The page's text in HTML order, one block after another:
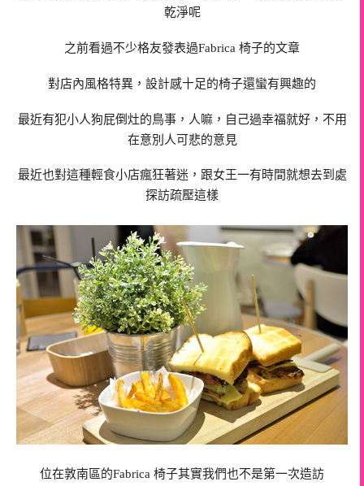
乾淨呢
之前看過不少格友發表過Fabrica 椅子的文章
對店內風格特異，設計感十足的椅子還蠻有興趣的
最近有犯小人狗屁倒灶的鳥事，人嘛，自己過幸福就好，不用
在意別人可悲的意見
最近也對這種輕食小店瘋狂著迷，跟女王一有時間就想去到處
探訪疏壓這樣
位在敦南區的Fabrica 椅子其實我們也不是第一次造訪